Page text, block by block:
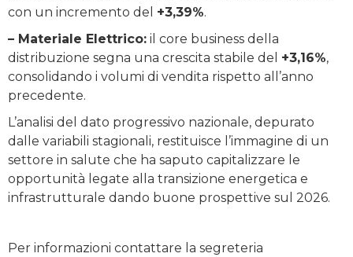
con un incremento del +3,39%.
– Materiale Elettrico: il core business della
distribuzione segna una crescita stabile del +3,16%,
consolidando i volumi di vendita rispetto all’anno
precedente.
L’analisi del dato progressivo nazionale, depurato
dalle variabili stagionali, restituisce l’immagine di un
settore in salute che ha saputo capitalizzare le
opportunità legate alla transizione energetica e
infrastrutturale dando buone prospettive sul 2026.
Per informazioni contattare la segreteria